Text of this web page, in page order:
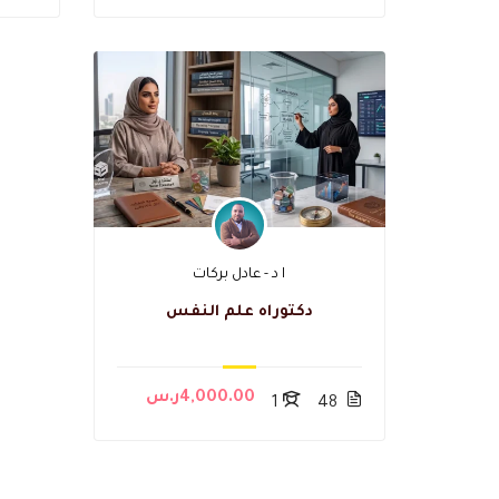
ا د - عادل بركات
دكتوراه علم النفس
48
1 4,000.00ر.س